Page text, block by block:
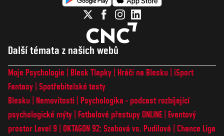
Další témata z našich webů
Moje Psychologie Blesk Tlapky Hráči na Blesku
iSport
Fantasy Spotřebitelské testy
Blesku
Nemovitosti
Psychologika - podcast rozbíjející
psychologické mýty
Fotbalové přestupy ONLINE
Eventový
prostor Level 9 OKTAGON 92: Szabová vs. Pudilová
Chance Liga